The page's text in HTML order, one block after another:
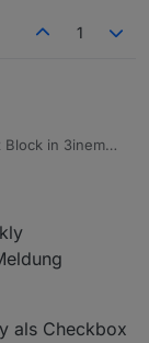
1
in 3inem
als Checkbox